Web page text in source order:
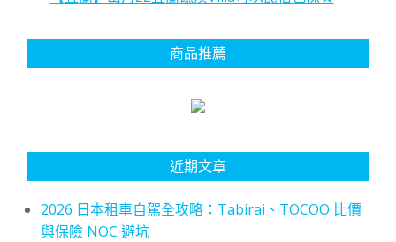
商品推薦
近期文章
2026 日本租車自駕全攻略：Tabirai、TOCOO 比價
與保險 NOC 避坑